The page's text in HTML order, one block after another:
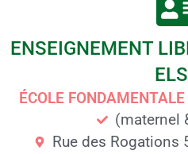
ENSEIGNEMENT
ÉCOLE
(maternel
Rue des Rogations